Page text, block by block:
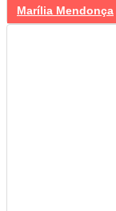
Marília Mendonça